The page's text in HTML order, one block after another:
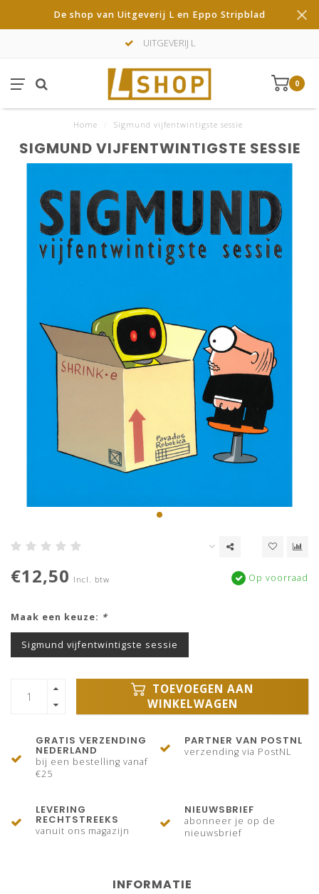
De shop van Uitgeverij L en Eppo Stripblad
UITGEVERIJ L
0
Home Sigmund vijfentwintigste sessie
SIGMUND VIJFENTWINTIGSTE SESSIE
€12,50 Incl. btw Op voorraad
Maak een keuze: *
Sigmund vijfentwintigste sessie
TOEVOEGEN AAN
WINKELWAGEN
GRATIS VERZENDING
NEDERLAND
bij een bestelling vanaf
€25
PARTNER VAN POSTNL
verzending via PostNL
LEVERING
RECHTSTREEKS
vanuit ons magazijn
NIEUWSBRIEF
abonneer je op de
nieuwsbrief
INFORMATIE